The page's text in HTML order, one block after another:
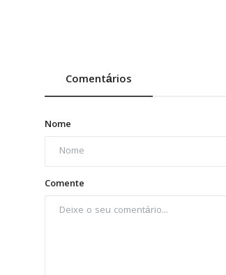
Comentários
Nome
Comente